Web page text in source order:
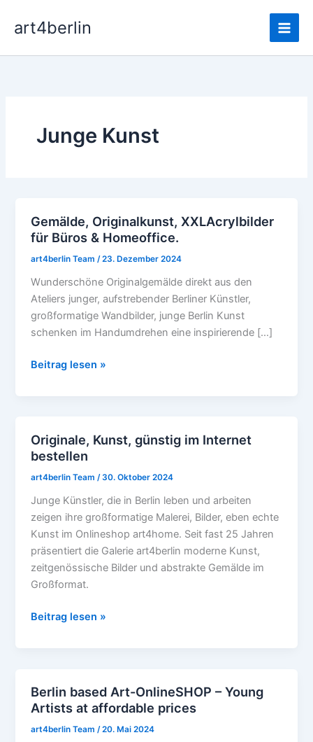
Inhaltart4berlin
Main
Junge Kunst
Gemälde, Originalkunst, XXLAcrylbilder
für Büros & Homeoffice.
art4berlin Team/23. Dezember 2024
Wunderschöne Originalgemälde direkt aus den
Ateliers junger, aufstrebender Berliner Künstler,
großformatige Wandbilder, junge Berlin Kunst
schenken im Handumdrehen eine inspirierende […]
Gemälde,
Originalkunst,
XXLAcrylbilder
Büros
&
Homeoffice.
Beitrag lesen »
Originale, Kunst, günstig im Internet
bestellen
art4berlin Team/30. Oktober 2024
Junge Künstler, die in Berlin leben und arbeiten
zeigen ihre großformatige Malerei, Bilder, eben echte
Kunst im Onlineshop art4home. Seit fast 25 Jahren
präsentiert die Galerie art4berlin moderne Kunst,
zeitgenössische Bilder und abstrakte Gemälde im
Großformat.
Originale,
Kunst,
günstig
Internet
bestellen
Beitrag lesen »
Berlin based Art-OnlineSHOP – Young
Artists at affordable prices
art4berlin Team/20. Mai 2024
Berlin
based
Art-